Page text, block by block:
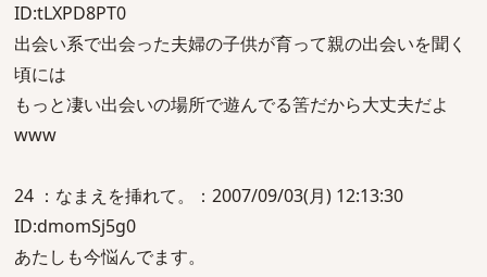
ID:tLXPD8PT0
出会い系で出会った夫婦の子供が育って親の出会いを聞く
頃には
もっと凄い出会いの場所で遊んでる筈だから大丈夫だよ
www
24 ：なまえを挿れて。：2007/09/03(月) 12:13:30
ID:dmomSj5g0
あたしも今悩んでます。